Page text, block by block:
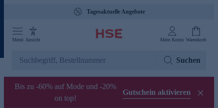
Tagesaktuelle Angebote
Menü Ansicht Mein Konto Warenkorb
Suchen
Bis zu -60% auf Mode und -20%
on top!
Gutschein aktivieren